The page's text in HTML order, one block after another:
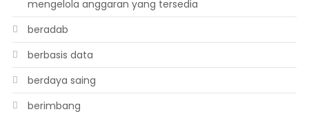
mengelola anggaran yang tersedia
beradab
berbasis data
berdaya saing
berimbang